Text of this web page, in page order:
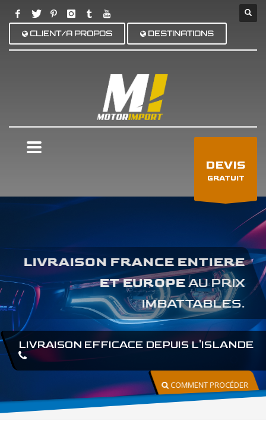
CLIENT/A PROPOS DESTINATIONS
DEVIS
GRATUIT
LIVRAISON FRANCE ENTIERE
ET EUROPEAU PRIX
IMBATTABLES.
LIVRAISON EFFICACE DEPUIS L'ISLANDE
COMMENT PROCÉDER